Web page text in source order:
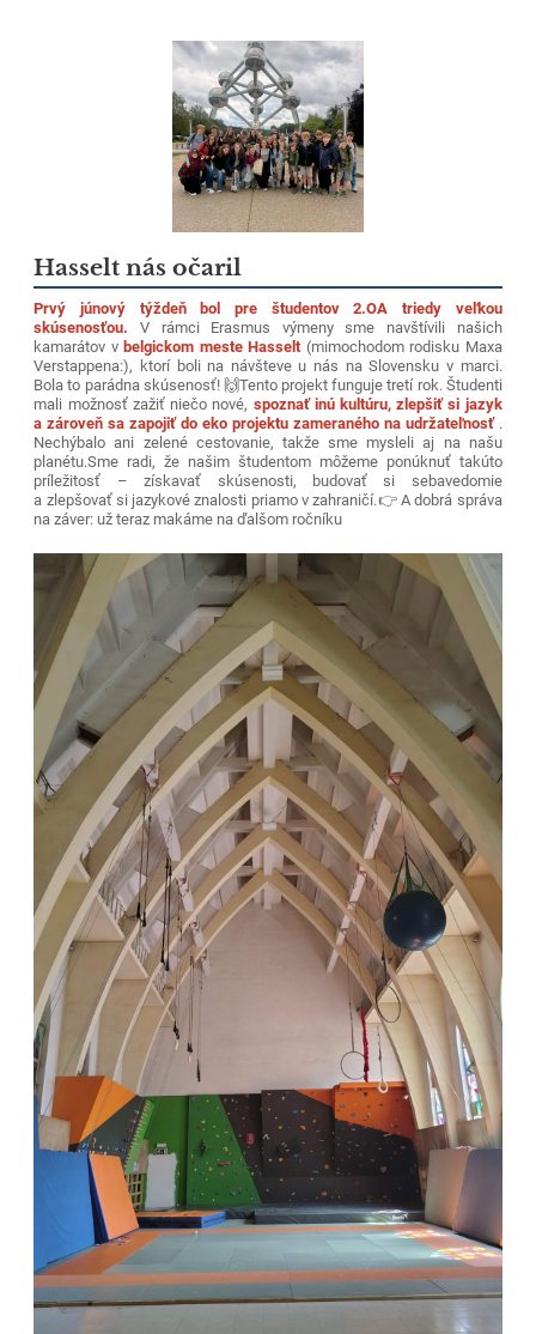
Hasselt nás očaril
Prvý júnový týždeň bol pre študentov 2.OA triedy veľkou
skúsenosťou. V rámci Erasmus výmeny sme navštívili našich
kamarátov vbelgickom meste Hasselt(mimochodom rodisku Maxa
Verstappena:), ktorí boli na návšteve u nás na Slovensku v marci.
Bola to parádna skúsenosť! 🙌Tento projekt funguje tretí rok. Študenti
mali možnosť zažiť niečo nové, spoznať inú kultúru, zlepšiť si jazyk
a zároveň sa zapojiť do eko projektu zameraného na udržateľnosť.
Nechýbalo ani zelené cestovanie, takže sme mysleli aj na našu
planétu.Sme radi, že našim študentom môžeme ponúknuť takúto
príležitosť – získavať skúsenosti, budovať si sebavedomie
a zlepšovať si jazykové znalosti priamo v zahraničí.👉 A dobrá správa
na záver: už teraz makáme na ďalšom ročníku